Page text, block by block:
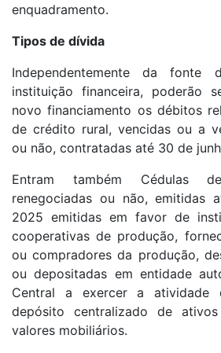
enquadramento.
Tipos de dívida
Independentemente da
instituição financeira, poderão
novo financiamento os débitos
de crédito rural, vencidas ou a
ou não, contratadas até 30 de
Entram também Cédulas
renegociadas ou não, emitidas
2025 emitidas em favor de
cooperativas de produção,
ou compradores da produção,
ou depositadas em entidade
Central a exercer a
depósito centralizado de
valores mobiliários.